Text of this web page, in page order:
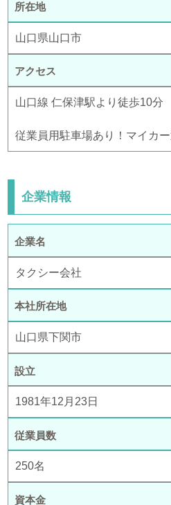
所在地
山口県山口市
アクセス
山口線 仁保津駅より徒歩10分
従業員用駐車場あり！マイカ
企業情報
企業名
タクシー会社
本社所在地
山口県下関市
設立
1981年12月23日
従業員数
250名
資本金